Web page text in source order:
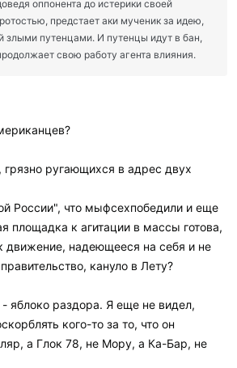
оппонента до истерики своей
предстает аки мученик за идею,
злыми путенцами. И путенцы идут в бан,
свою работу агента влияния.
грязно ругающихся в адрес двух
России", что мыфсехпобедили и еще
площадка к агитации в массы готова,
надеющееся на себя и не
кануло в Лету?
яблоко раздора. Я еще не видел,
кого-то за то, что он
а Глок 78, не Мору, а Ка-Бар, не